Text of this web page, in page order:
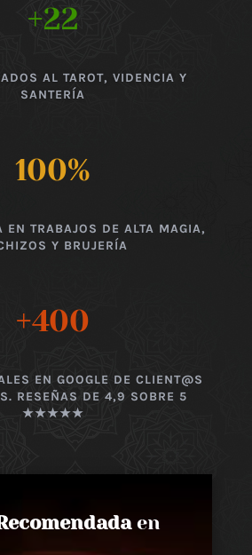
+22
AL TAROT, VIDENCIA Y
SANTERÍA
100%
EN TRABAJOS DE ALTA MAGIA,
Y BRUJERÍA
+400
EN GOOGLE DE CLIENT@S
RESEÑAS DE 4,9 SOBRE 5
★★★★★
en